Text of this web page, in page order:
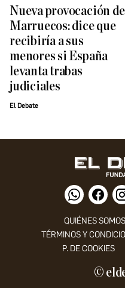
Nueva provocación de
Marruecos: dice que
recibiría a sus
menores si España
levanta trabas
judiciales
El Debate
QUIÉNES SOMOS
TÉRMINOS Y
P. DE COOKIES
©